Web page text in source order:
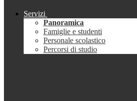
Servizi
Panoramica
Famiglie e studenti
Personale scolastico
Percorsi di studio